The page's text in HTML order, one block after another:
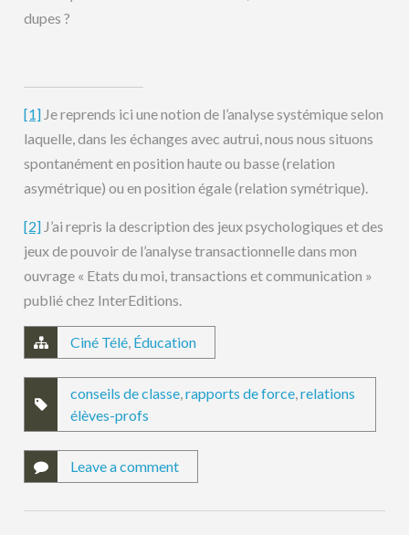
dupes ?
[1] Je reprends ici une notion de l’analyse systémique selon
laquelle, dans les échanges avec autrui, nous nous situons
spontanément en position haute ou basse (relation
asymétrique) ou en position égale (relation symétrique).
[2] J’ai repris la description des jeux psychologiques et des
jeux de pouvoir de l’analyse transactionnelle dans mon
ouvrage « Etats du moi, transactions et communication »
publié chez InterEditions.
Ciné Télé, Éducation
conseils de classe,rapports de force,relations
élèves-profs
Leave a comment